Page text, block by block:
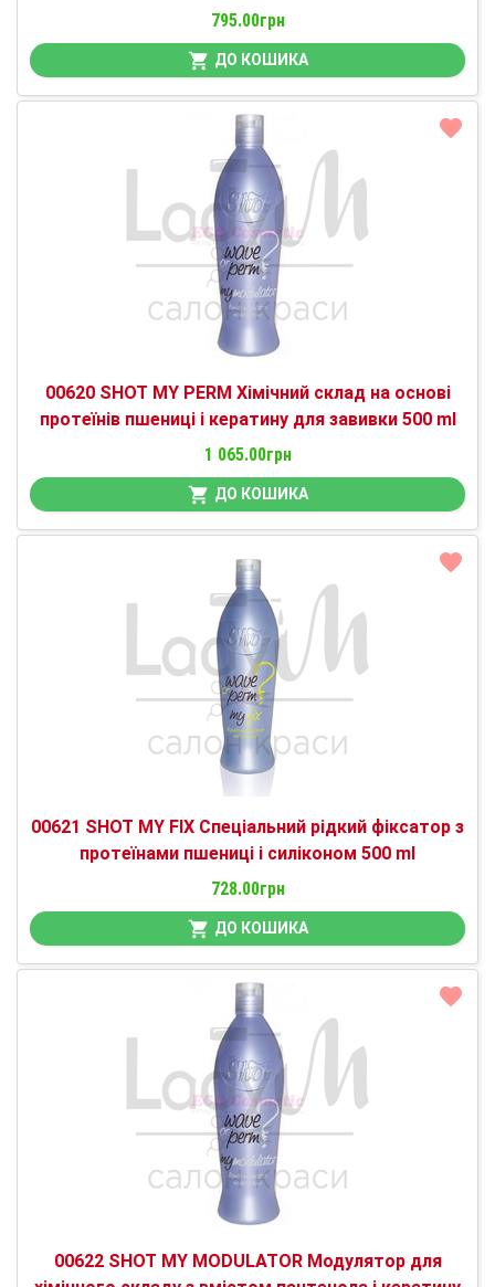
795.00грн
ДО КОШИКА
00620 SHOT MY PERM Хімічний склад на основі
протеїнів пшениці і кератину для завивки 500 ml
1 065.00грн
ДО КОШИКА
00621 SHOT MY FIX Спеціальний рідкий фіксатор з
протеїнами пшениці і силіконом 500 ml
728.00грн
ДО КОШИКА
00622 SHOT MY MODULATOR Модулятор для